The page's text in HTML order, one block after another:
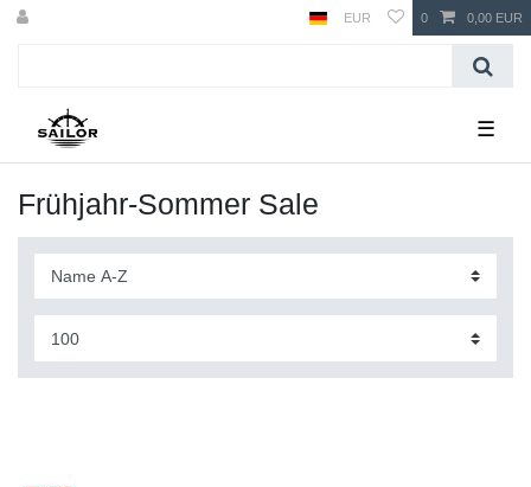
EUR 0 0,00 EUR
☰
Frühjahr-Sommer Sale